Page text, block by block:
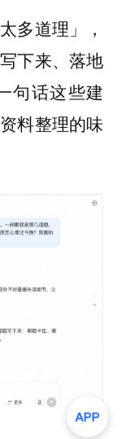
多道理」，
下来、落地
句话这些建
料整理的味